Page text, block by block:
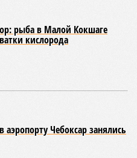
рыба в Малой Кокшаге
кислорода
Чебоксар занялись